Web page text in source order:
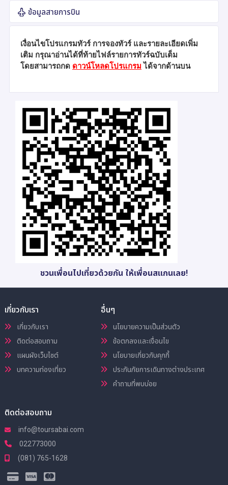
ข้อมูลสายการบิน
เงื่อนไขโปรแกรมทัวร์ การจองทัวร์ และรายละเอียดเพิ่ม
เติม กรุณาอ่านได้ที่ท้ายไฟล์รายการทัวร์ฉบับเต็ม
โดยสามารถกด ดาวน์โหลดโปรแกรม ได้จากด้านบน
ชวนเพื่อนไปเที่ยวด้วยกัน ให้เพื่อนสแกนเลย!
เกี่ยวกับเรา
เกี่ยวกับเรา
ติดต่อสอบถาม
แผนผังเว็บไซต์
บทความท่องเที่ยว
อื่นๆ
นโยบายความเป็นส่วนตัว
ข้อตกลงและเงื่อนไข
นโยบายเกี่ยวกับคุกกี้
ประกันภัยการเดินทางต่างประเทศ
คำถามที่พบบ่อย
ติดต่อสอบถาม
info@toursabai.com
022773000
(081) 765-1628